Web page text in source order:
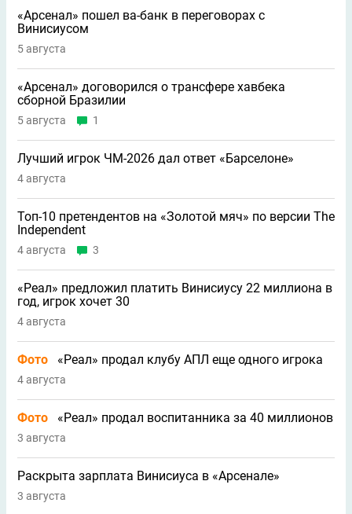
«Арсенал» пошел ва-банк в переговорах с
Винисиусом
5 августа
«Арсенал» договорился о трансфере хавбека
сборной Бразилии
5 августа 1
Лучший игрок ЧМ-2026 дал ответ «Барселоне»
4 августа
Топ-10 претендентов на «Золотой мяч» по версии The
Independent
4 августа 3
«Реал» предложил платить Винисиусу 22 миллиона в
год, игрок хочет 30
4 августа
Фото «Реал» продал клубу АПЛ еще одного игрока
4 августа
Фото «Реал» продал воспитанника за 40 миллионов
3 августа
Раскрыта зарплата Винисиуса в «Арсенале»
3 августа